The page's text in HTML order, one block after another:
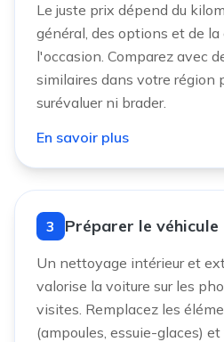
Le juste prix dépend du
général, des options et de la
l'occasion. Comparez avec
similaires dans votre région
surévaluer ni brader.
En savoir plus
3 Préparer le véhicule
Un nettoyage intérieur et
valorise la voiture sur les
visites. Remplacez les
(ampoules, essuie-glaces)